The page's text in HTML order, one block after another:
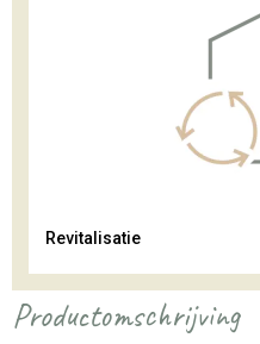
Revitalisatie
Productomschrijving